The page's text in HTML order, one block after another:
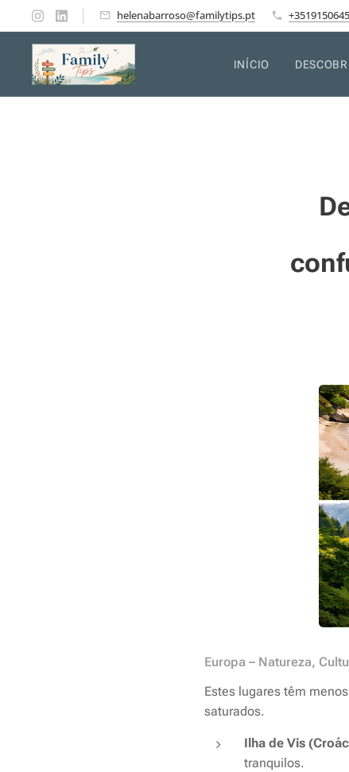
helenabarroso@familytips.pt
INÍCIO
Europa – Natureza,
Estes lugares têm
saturados.
Ilha de Vis
tranquilos.